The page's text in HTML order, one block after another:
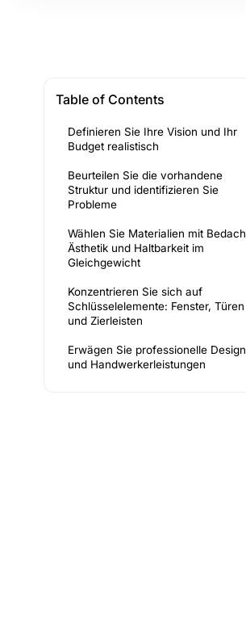
Table of Contents
Definieren Sie Ihre Vision und Ihr
Budget realistisch
Beurteilen Sie die vorhandene
Struktur und identifizieren Sie
Probleme
Wählen Sie Materialien mit
Ästhetik und Haltbarkeit im
Gleichgewicht
Konzentrieren Sie sich auf
Schlüsselelemente: Fenster, Türen
und Zierleisten
Erwägen Sie professionelle
und Handwerkerleistungen